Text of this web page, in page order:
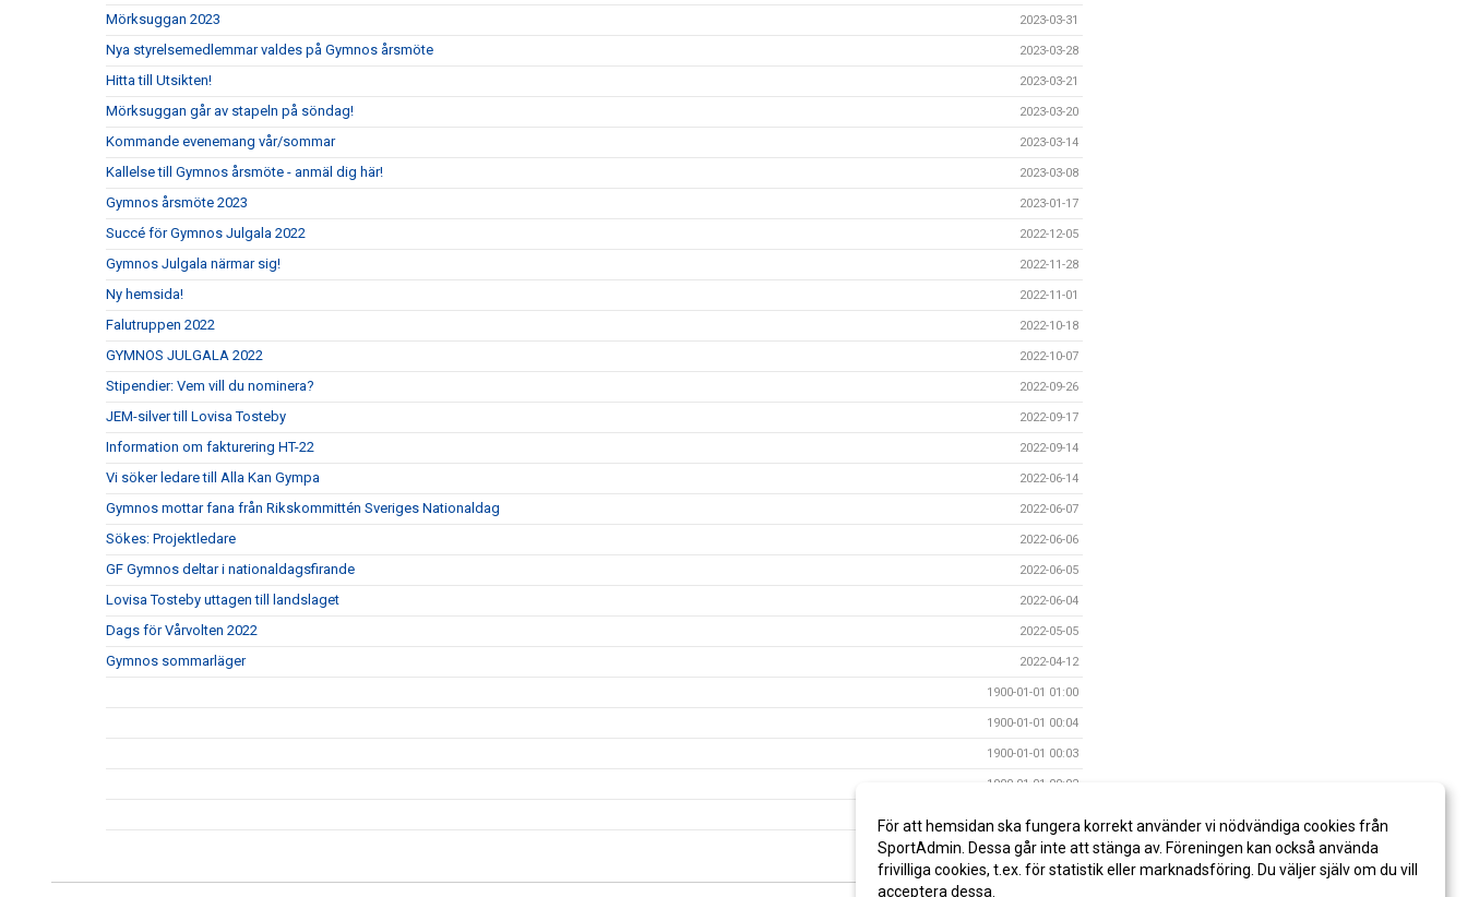
Mörksuggan 2023 2023-03-31
Nya styrelsemedlemmar valdes på Gymnos årsmöte 2023-03-28
Hitta till Utsikten! 2023-03-21
Mörksuggan går av stapeln på söndag! 2023-03-20
Kommande evenemang vår/sommar 2023-03-14
Kallelse till Gymnos årsmöte - anmäl dig här! 2023-03-08
Gymnos årsmöte 2023 2023-01-17
Succé för Gymnos Julgala 2022 2022-12-05
Gymnos Julgala närmar sig! 2022-11-28
Ny hemsida! 2022-11-01
Falutruppen 2022 2022-10-18
GYMNOS JULGALA 2022 2022-10-07
Stipendier: Vem vill du nominera? 2022-09-26
JEM-silver till Lovisa Tosteby 2022-09-17
Information om fakturering HT-22 2022-09-14
Vi söker ledare till Alla Kan Gympa 2022-06-14
Gymnos mottar fana från Rikskommittén Sveriges Nationaldag 2022-06-07
Sökes: Projektledare 2022-06-06
GF Gymnos deltar i nationaldagsfirande 2022-06-05
Lovisa Tosteby uttagen till landslaget 2022-06-04
Dags för Vårvolten 2022 2022-05-05
Gymnos sommarläger 2022-04-12
1900-01-01 01:00
1900-01-01 00:04
1900-01-01 00:03
1900-01-01 00:02
1900-01-01
För att hemsidan ska fungera korrekt använder vi nödvändiga cookies från
SportAdmin. Dessa går inte att stänga av. Föreningen kan också använda
frivilliga cookies, t.ex. för statistik eller marknadsföring. Du väljer själv om du vill
acceptera dessa.